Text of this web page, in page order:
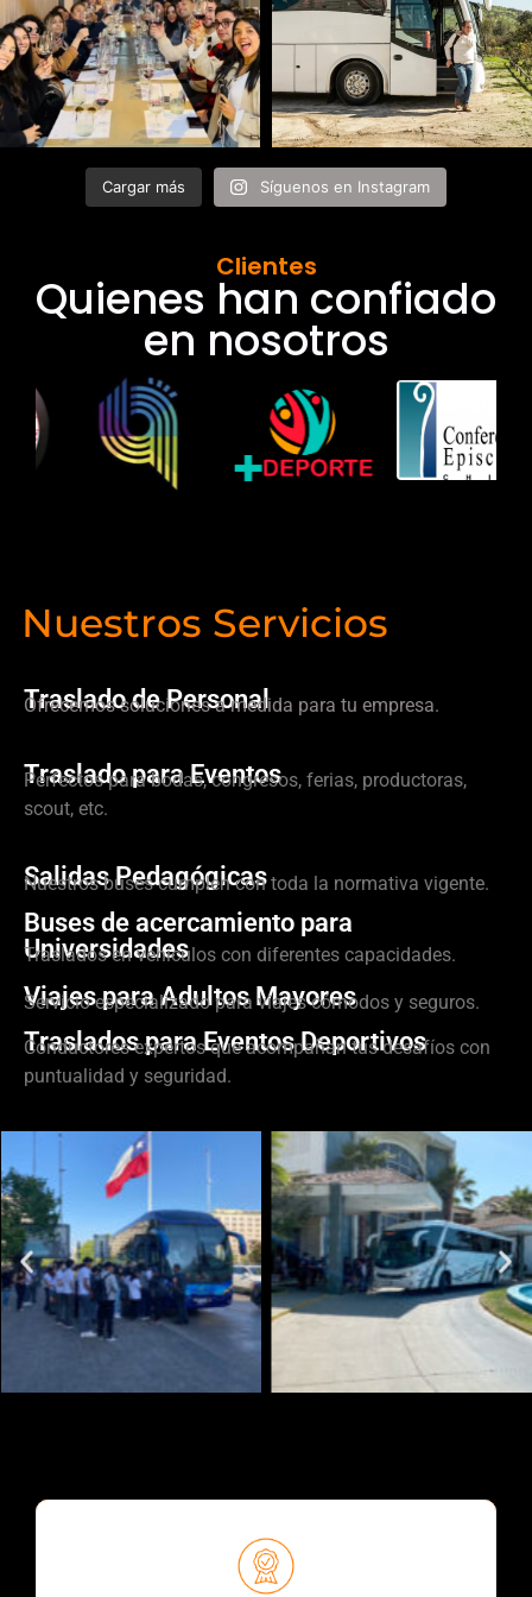
Cargar más Síguenos en Instagram
Clientes
Quienes han confiado
en nosotros
Nuestros Servicios
Traslado de Personal
Ofrecemos soluciones a medida para tu empresa.
Traslado para Eventos
Perfectos para bodas, congresos, ferias, productoras,
scout, etc.
Salidas Pedagógicas
Nuestros buses cumplen con toda la normativa vigente.
Buses de acercamiento para
Universidades
Traslados en vehículos con diferentes capacidades.
Viajes para Adultos Mayores
Servicio especializado para viajes cómodos y seguros.
Traslados para Eventos Deportivos
Conductores expertos que acompañan tus desafíos con
puntualidad y seguridad.